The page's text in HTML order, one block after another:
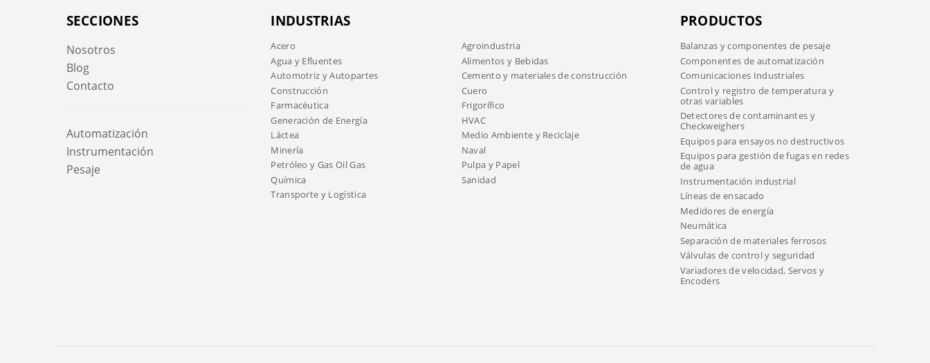
SECCIONES
Nosotros
Blog
Contacto
Automatización
Instrumentación
Pesaje
INDUSTRIAS
Acero
Agroindustria
Agua y Efluentes
Alimentos y Bebidas
Automotriz y Autopartes
Cemento y materiales de construcción
Construcción
Cuero
Farmacéutica
Frigorífico
Generación de Energía
HVAC
Láctea
Medio Ambiente y Reciclaje
Minería
Naval
Petróleo y Gas Oil Gas
Pulpa y Papel
Química
Sanidad
Transporte y Logística
PRODUCTOS
Balanzas y componentes de pesaje
Componentes de automatización
Comunicaciones Industriales
Control y registro de temperatura y
otras variables
Detectores de contaminantes y
Checkweighers
Equipos para ensayos no destructivos
Equipos para gestión de fugas en redes
de agua
Instrumentación industrial
Líneas de ensacado
Medidores de energía
Neumática
Separación de materiales ferrosos
Válvulas de control y seguridad
Variadores de velocidad, Servos y
Encoders